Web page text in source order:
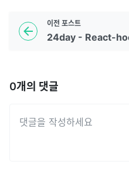
이전 포스트
24day - React-
0개의 댓글